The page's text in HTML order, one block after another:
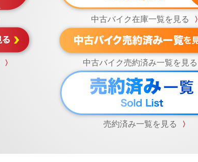
中古バイク在庫一覧を見る 〉
〉 中古バイク売約済み一覧を見る
売約済み一覧を見る 〉